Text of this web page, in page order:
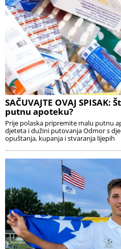
SAČUVAJTE OVAJ
putnu apoteku?
Prije polaska pripremite malu putnu
djeteta i dužini putovanja Odmor s
opuštanja, kupanja i stvaranja lijepih